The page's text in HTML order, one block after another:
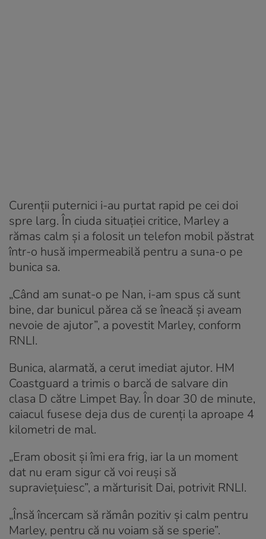
Curenții puternici i-au purtat rapid pe cei doi
spre larg. În ciuda situației critice, Marley a
rămas calm și a folosit un telefon mobil păstrat
într-o husă impermeabilă pentru a suna-o pe
bunica sa.
„Când am sunat-o pe Nan, i-am spus că sunt
bine, dar bunicul părea că se îneacă și aveam
nevoie de ajutor”, a povestit Marley, conform
RNLI.
Bunica, alarmată, a cerut imediat ajutor. HM
Coastguard a trimis o barcă de salvare din
clasa D către Limpet Bay. În doar 30 de minute,
caiacul fusese deja dus de curenți la aproape 4
kilometri de mal.
„Eram obosit și îmi era frig, iar la un moment
dat nu eram sigur că voi reuși să
supraviețuiesc”, a mărturisit Dai, potrivit RNLI.
„Însă încercam să rămân pozitiv și calm pentru
Marley, pentru că nu voiam să se sperie”.